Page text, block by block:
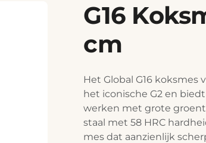
G16
cm
Het Global G16 koksmes
het iconische G2 en
werken met grote
staal met 58 HRC
mes dat aanzienlijk